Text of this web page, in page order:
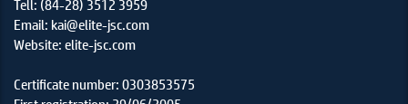
Tell: (84-28) 3512 3959
Email: kai@elite-jsc.com
Website: elite-jsc.com
Certificate number: 0303853575